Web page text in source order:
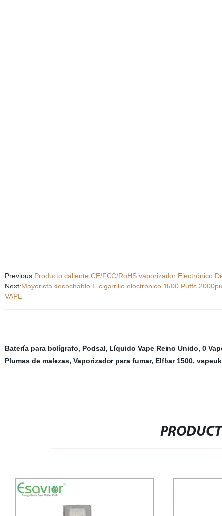
Previous:Producto caliente CE/FCC/RoHS vaporizador Electrónico
Next:Mayorista desechable E cigarrillo electrónico 1500 Puffs
VAPE
Batería para bolígrafo, Podsal, Líquido Vape Reino Unido, 0
Plumas de malezas, Vaporizador para fumar, Elfbar 1500, vapeuk